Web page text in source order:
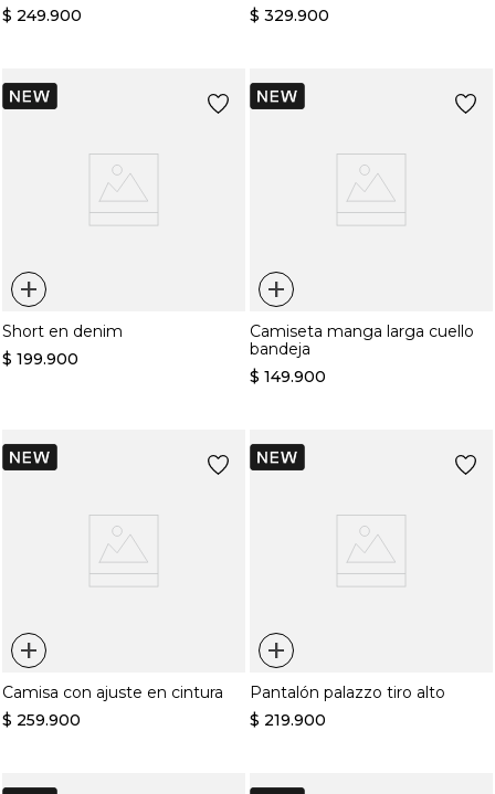
$ 249.900
$ 329.900
+
Short en denim
$ 199.900
+
Camiseta manga larga cuello
bandeja
$ 149.900
+
Camisa con ajuste en cintura
$ 259.900
+
Pantalón palazzo tiro alto
$ 219.900